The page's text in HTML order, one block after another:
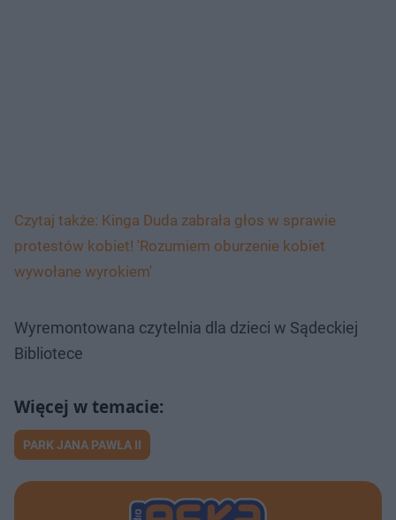
Czytaj także: Kinga Duda zabrała głos w sprawie
protestów kobiet! 'Rozumiem oburzenie kobiet
wywołane wyrokiem'
Wyremontowana czytelnia dla dzieci w Sądeckiej
Bibliotece
PARK JANA PAWŁA II